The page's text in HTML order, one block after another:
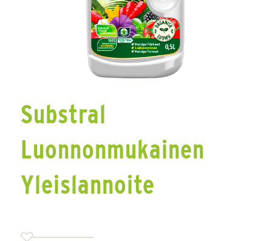
Substral
Luonnonmukainen
Yleislannoite